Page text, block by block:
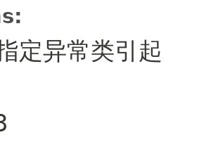
定异常类引起